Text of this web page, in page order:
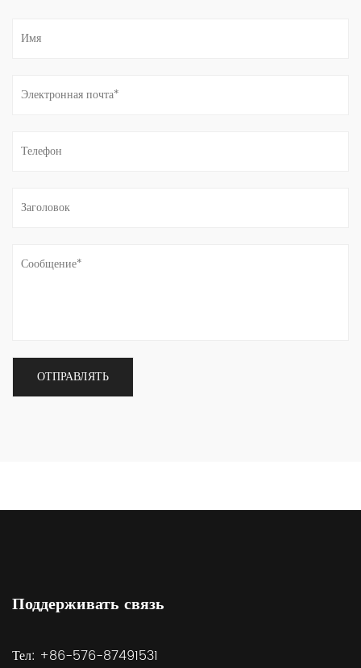
Поддерживать связь
Тел: +86-576-87491531